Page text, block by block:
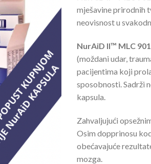
mješavine prirodnih
neovisnost u
NurAiD II™ MLC 901
(moždani udar,
pacijentima koji
sposobnosti. Sadrži
kapsula.
Zahvaljujući
Osim dopprinosu
obećavajuće
mozga.